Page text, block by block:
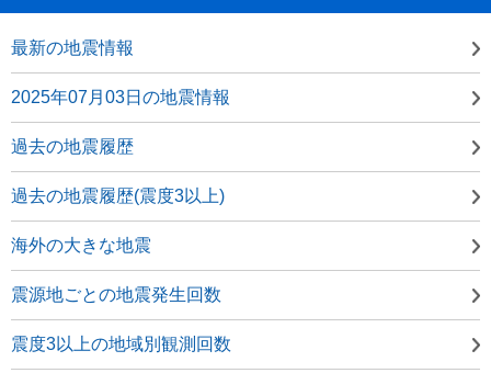
最新の地震情報
2025年07月03日の地震情報
過去の地震履歴
過去の地震履歴(震度3以上)
海外の大きな地震
震源地ごとの地震発生回数
震度3以上の地域別観測回数